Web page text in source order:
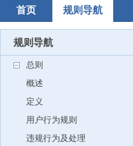
首页 规则导航
规则导航
总则
概述
定义
用户行为规则
违规行为及处理